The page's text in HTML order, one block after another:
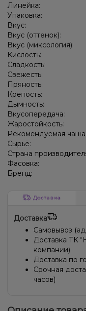
Линейка:
Упаковка:
Вкус:
Вкус (оттенок):
Вкус (миксология):
Кислость:
Сладкость:
Свежесть:
Пряность:
Крепость:
Дымность:
Вкусопередача:
Жаростойкость:
Рекомендуемая чаша:
Сырьё:
Страна
Фасовка:
Бренд:
Доставка
Доставка
Самовывоз (
Доставка ТК
компании)
Доставка по
Срочная
часов)